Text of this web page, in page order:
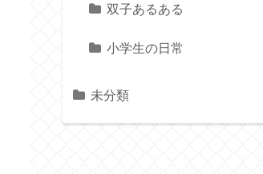
双子あるある
小学生の日常
未分類